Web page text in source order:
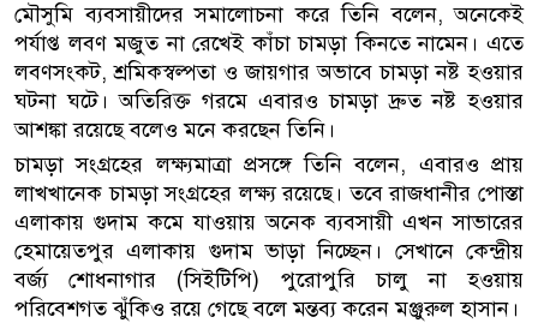
মৌসুমি ব্যবসায়ীদের সমালোচনা করে তিনি বলেন, অনেকেই
পর্যাপ্ত লবণ মজুত না রেখেই কাঁচা চামড়া কিনতে নামেন। এতে
লবণসংকট, শ্রমিকস্বল্পতা ও জায়গার অভাবে চামড়া নষ্ট হওয়ার
ঘটনা ঘটে। অতিরিক্ত গরমে এবারও চামড়া দ্রুত নষ্ট হওয়ার
আশঙ্কা রয়েছে বলেও মনে করছেন তিনি।
চামড়া সংগ্রহের লক্ষ্যমাত্রা প্রসঙ্গে তিনি বলেন, এবারও প্রায়
লাখখানেক চামড়া সংগ্রহের লক্ষ্য রয়েছে। তবে রাজধানীর পোস্তা
এলাকায় গুদাম কমে যাওয়ায় অনেক ব্যবসায়ী এখন সাভারের
হেমায়েতপুর এলাকায় গুদাম ভাড়া নিচ্ছেন। সেখানে কেন্দ্রীয়
বর্জ্য শোধনাগার (সিইটিপি) পুরোপুরি চালু না হওয়ায়
পরিবেশগত ঝুঁকিও রয়ে গেছে বলে মন্তব্য করেন মঞ্জুরুল হাসান।